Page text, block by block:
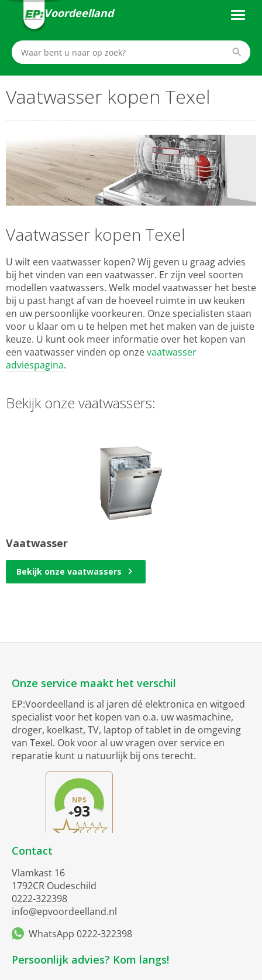
Voordeelland
Vaatwasser kopen Texel
Vaatwasser kopen Texel
U wilt een vaatwasser kopen? Wij geven u graag advies
bij het vinden van een vaatwasser. Er zijn veel soorten
modellen vaatwassers. Welk model vaatwasser het beste
bij u past hangt af van de hoeveel ruimte in uw keuken
en uw persoonlijke voorkeuren. Onze specialisten staan
voor u klaar om u te helpen met het maken van de juiste
keuze. U kunt ook meer informatie over het kopen van
een vaatwasser vinden op onzevaatwasser
adviespagina.
Bekijk onze vaatwassers:
Vaatwasser
Bekijk onze vaatwassers
Onze service maakt het verschil
EP:Voordeelland is al jaren dé elektronica en witgoed
specialist voor het kopen van o.a. uw wasmachine,
droger, koelkast, TV, laptop of tablet in de omgeving
van Texel. Ook voor al uw vragen over service en
reparatie kunt u natuurlijk bij ons terecht.
Contact
Vlamkast 16
1792CR Oudeschild
0222-322398
info@epvoordeelland.nl
WhatsApp 0222-322398
Persoonlijk advies? Kom langs!